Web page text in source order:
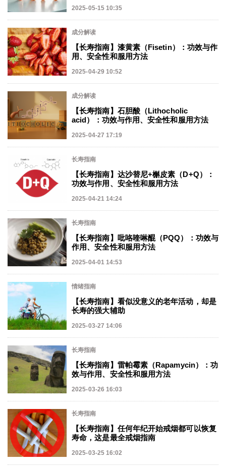
2025-05-15 10:35
成分解读
【长寿指南】漆黄素（Fisetin）：功效与作
用、安全性和服用方法
2025-04-29 10:52
成分解读
【长寿指南】石胆酸（Lithocholic
acid）：功效与作用、安全性和服用方法
2025-04-27 17:19
长寿指南
【长寿指南】达沙替尼+槲皮素（D+Q）：
功效与作用、安全性和服用方法
2025-04-21 14:24
长寿指南
【长寿指南】吡咯喹啉醌（PQQ）：功效与
作用、安全性和服用方法
2025-04-01 14:53
情绪指南
【长寿指南】看似没意义的老年活动，却是
长寿的强大辅助
2025-03-27 14:06
长寿指南
【长寿指南】雷帕霉素（Rapamycin）：功
效与作用、安全性和服用方法
2025-03-26 16:03
长寿指南
【长寿指南】任何年纪开始戒烟都可以恢复
寿命，这是最全戒烟指南
2025-03-25 16:02